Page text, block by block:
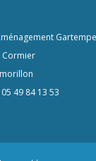
Cormier
49 84 13 53